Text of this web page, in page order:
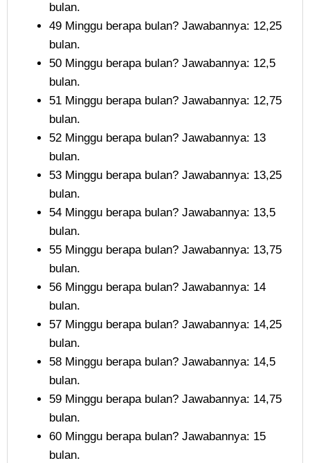
bulan.
49 Minggu berapa bulan? Jawabannya: 12,25
bulan.
50 Minggu berapa bulan? Jawabannya: 12,5
bulan.
51 Minggu berapa bulan? Jawabannya: 12,75
bulan.
52 Minggu berapa bulan? Jawabannya: 13
bulan.
53 Minggu berapa bulan? Jawabannya: 13,25
bulan.
54 Minggu berapa bulan? Jawabannya: 13,5
bulan.
55 Minggu berapa bulan? Jawabannya: 13,75
bulan.
56 Minggu berapa bulan? Jawabannya: 14
bulan.
57 Minggu berapa bulan? Jawabannya: 14,25
bulan.
58 Minggu berapa bulan? Jawabannya: 14,5
bulan.
59 Minggu berapa bulan? Jawabannya: 14,75
bulan.
60 Minggu berapa bulan? Jawabannya: 15
bulan.